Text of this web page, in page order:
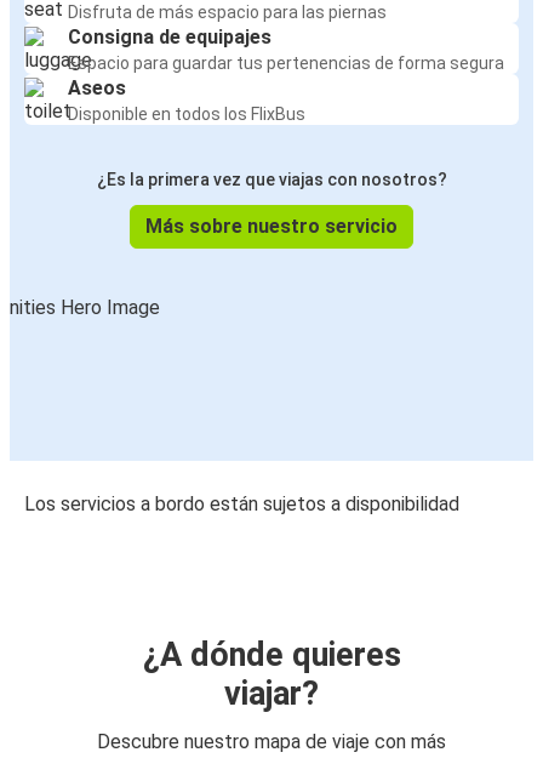
Disfruta de más espacio para las piernas
Consigna de equipajes
Espacio para guardar tus pertenencias de forma segura
Aseos
Disponible en todos los FlixBus
¿Es la primera vez que viajas con nosotros?
Más sobre nuestro servicio
Los servicios a bordo están sujetos a disponibilidad
¿A dónde quieres
viajar?
Descubre nuestro mapa de viaje con más